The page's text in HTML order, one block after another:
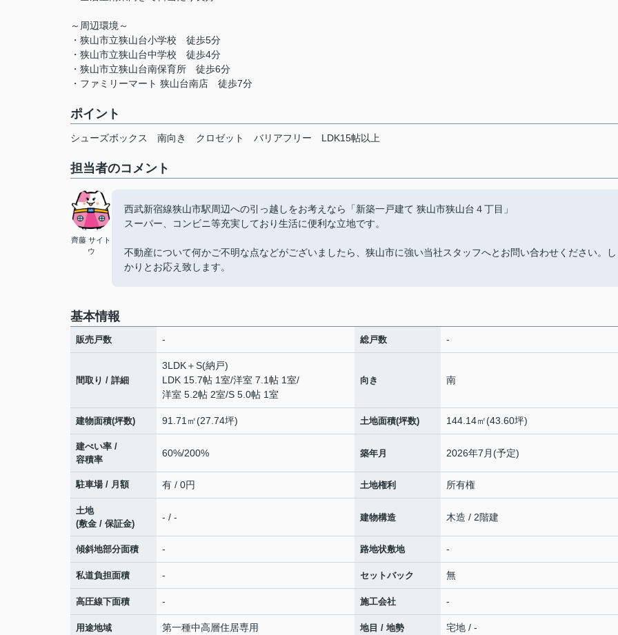
～周辺環境～
・狭山市立狭山台小学校 徒歩5分
・狭山市立狭山台中学校 徒歩4分
・狭山市立狭山台南保育所 徒歩6分
・ファミリーマート 狭山台南店 徒歩7分
ポイント
シューズボックス 南向き クロゼット バリアフリー LDK15帖以上
担当者のコメント
齊藤 サイト
ウ
西武新宿線狭山市駅周辺への引っ越しをお考えなら「新築一戸建て 狭山市狭山台４丁目」
スーパー、コンビニ等充実しており生活に便利な立地です。
不動産について何かご不明な点などがございましたら、狭山市に強い当社スタッフへとお問い合わせください。
かりとお応え致します。
基本情報
販売戸数 - 総戸数 -
間取り / 詳細
3LDK＋S(納戸)
LDK 15.7帖 1室/洋室 7.1帖 1室/
洋室 5.2帖 2室/S 5.0帖 1室
向き 南
建物面積(坪数) 91.71㎡(27.74坪) 土地面積(坪数) 144.14㎡(43.60坪)
建ぺい率 /
容積率
60%/200% 築年月 2026年7月(予定)
駐車場 / 月額 有 / 0円 土地権利 所有権
土地
(敷金 / 保証金)
- / - 建物構造 木造 / 2階建
傾斜地部分面積 - 路地状敷地 -
私道負担面積 - セットバック 無
高圧線下面積 - 施工会社 -
用途地域 第一種中高層住居専用 地目 / 地勢 宅地 / -